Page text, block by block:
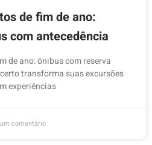
de fim de ano:
com antecedência
de ano: ônibus com reserva
transforma suas excursões
experiências
comentário